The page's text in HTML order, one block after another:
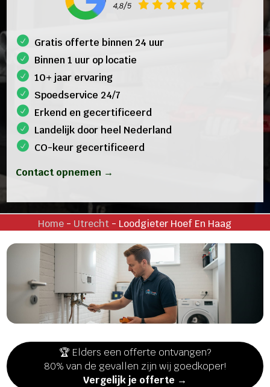
Gratis offerte binnen 24 uur
Binnen 1 uur op locatie
10+ jaar ervaring
Spoedservice 24/7
Erkend en gecertificeerd
Landelijk door heel Nederland
CO-keur gecertificeerd
Contact opnemen →
Home - Utrecht - Loodgieter Hoef En Haag
🏆 Elders een offerte ontvangen?
80% van de gevallen zijn wij goedkoper!
Vergelijk je offerte →